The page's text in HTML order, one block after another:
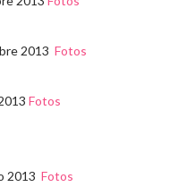
2013 Fotos
Fotos
2013 Fotos